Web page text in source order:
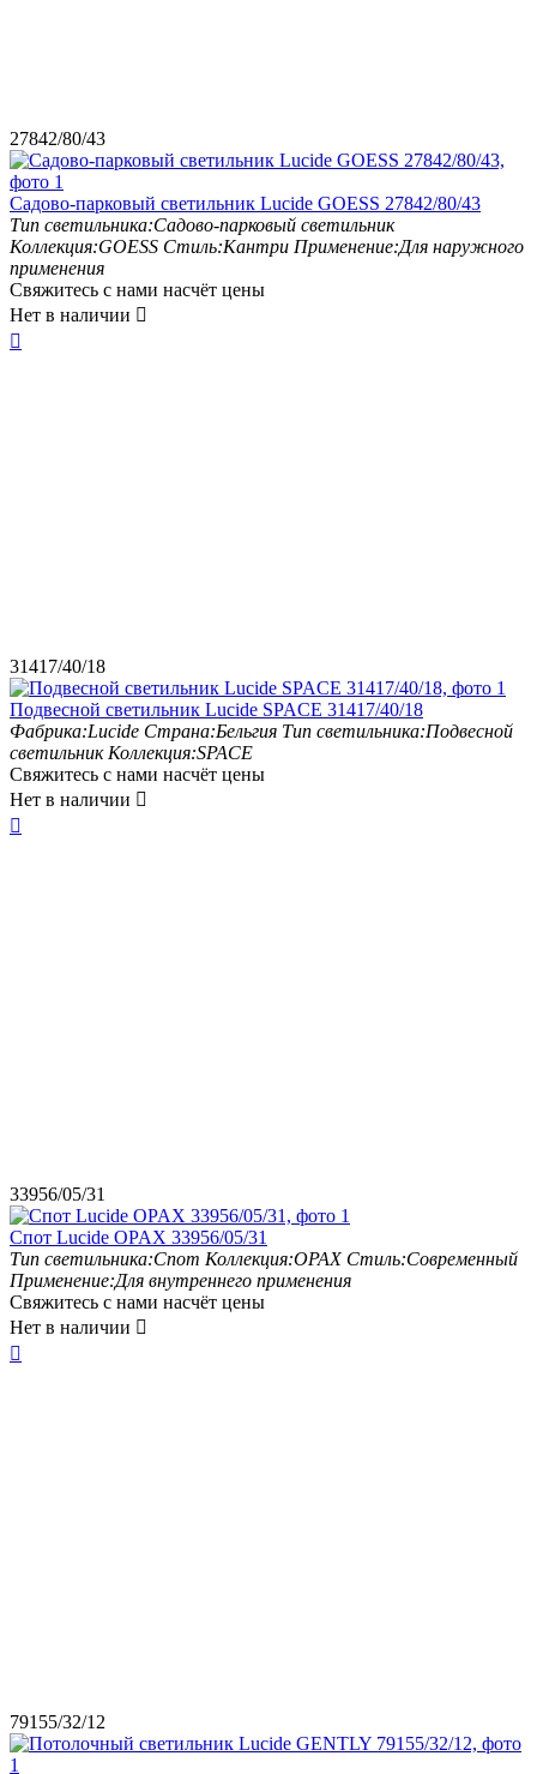
27842/80/43
Садово-парковый светильник Lucide GOESS 27842/80/43
Тип светильника:Садово-парковый светильник
Коллекция:GOESS Стиль:Кантри Применение:Для наружного
применения
Свяжитесь с нами насчёт цены
Нет в наличии 

31417/40/18
Подвесной светильник Lucide SPACE 31417/40/18
Фабрика:Lucide Страна:Бельгия Тип светильника:Подвесной
светильник Коллекция:SPACE
Свяжитесь с нами насчёт цены
Нет в наличии 

33956/05/31
Спот Lucide OPAX 33956/05/31
Тип светильника:Спот Коллекция:OPAX Стиль:Современный
Применение:Для внутреннего применения
Свяжитесь с нами насчёт цены
Нет в наличии 

79155/32/12